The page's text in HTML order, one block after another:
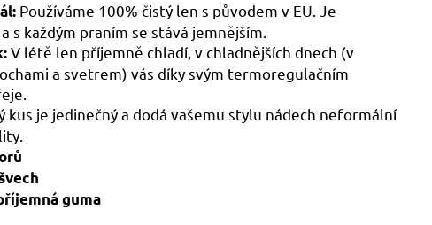
Používáme 100% čistý len s původem v EU. Je
s každým praním se stává jemnějším.
V létě len příjemně chladí, v chladnějších dnech (v
a svetrem) vás díky svým termoregulačním
kus je jedinečný a dodá vašemu stylu nádech neformální
guma